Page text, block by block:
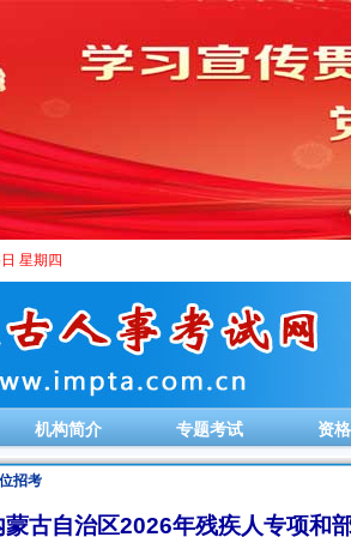
星期四
机构简介 专题考试 资
招考
蒙古自治区2026年残疾人专项和